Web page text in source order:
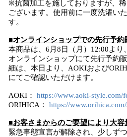
※抗菌加工を施しておりますが、
ございます。使用前に一度洗濯い
す。
■オンラインショップでの先行予約
本商品は、6月8日（月）12:00よ
オンラインショップにて先行予約
細は、本日より、AOKIおよび
にてご確認いただけます。
AOKI： https://www.aoki-style.com/
ORIHICA： https://
■お客さ まからのご要望により大容
緊急事態宣言が解除され、少しず